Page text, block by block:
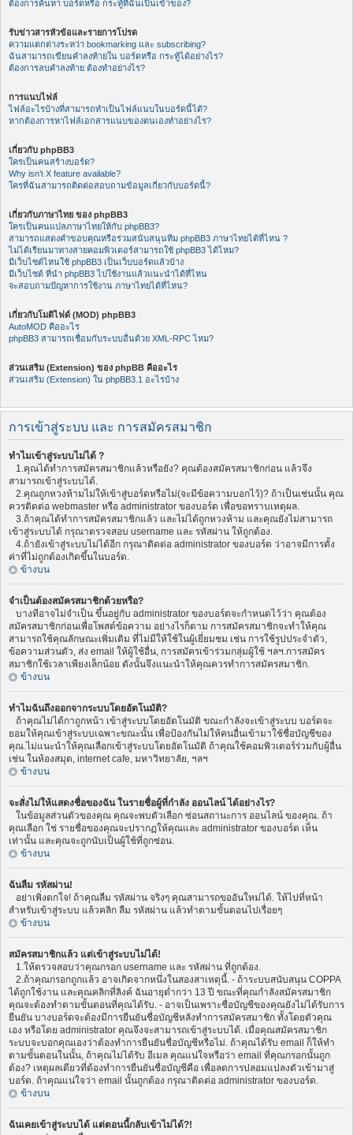
ต้องการค้นหา บอร์ดหรือ กระทู้ที่ฉันเป็นเข้าของ?
รับข่าวสารหัวข้อและรายการโปรด
ความแตกต่างระหว่า bookmarking และ subscribing?
ฉันสามารถเขียนคำลงท้ายใน บอร์ดหรือ กระทู้ได้อย่างไร?
ต้องการลบคำลงท้าย ต้องทำอย่างไร?
การแนบไฟล์
ไฟล์อะไรบ้างที่สามารถทำเป็นไฟล์แนบในบอร์ดนี้ได้?
หากต้องการหาไฟล์เอกสารแนบของตนเองทำอย่างไร?
เกี่ยวกับ phpBB3
ใครเป็นคนสร้างบอร์ด?
Why isn’t X feature available?
ใครที่ฉันสามารถติดต่อสอบถามข้อมูลเกี่ยวกับบอร์ดนี้?
เกี่ยวกับภาษาไทย ของ phpBB3
ใครเป็นคนแปลภาษาไทยให้กับ phpBB3?
สามารถแสดงคำขอบคุณหรือร่วมสนับสนุนทีม phpBB3 ภาษาไทยได้ที่ไหน ?
ไม่ได้เรียนมาทางสายคอมพิวเตอร์สามารถใช้ phpBB3 ได้ไหม?
มีเว็บไซต์ไหนใช้ phpBB3 เป็นเว็บบอร์ดแล้วบ้าง
มีเว็บไซต์ ที่นำ phpBB3 ไปใช้งานแล้วแนะนำได้ที่ไหน
จะสอบถามปัญหาการใช้งาน ภาษาไทยได้ที่ไหน?
เกี่ยวกับโมดิไฟด์ (MOD) phpBB3
AutoMOD คืออะไร
phpBB3 สามารถเชื่อมกับระบบอื่นด้วย XML-RPC ไหม?
ส่วนเสริม (Extension) ของ phpBB คืออะไร
ส่วนเสริม (Extension) ใน phpBB3.1 อะไรบ้าง
การเข้าสู่ระบบ และ การสมัครสมาชิก
ทำไมเข้าสู่ระบบไม่ได้ ?
1.คุณได้ทำการสมัครสมาชิกแล้วหรือยัง? คุณต้องสมัครสมาชิกก่อน แล้วจึง
สามารถเข้าสู่ระบบได้.
2.คุณถูกหวงห้ามไม่ให้เข้าสู่บอร์ดหรือไม่(จะมีข้อความบอกไว้)? ถ้าเป็นเช่นนั้น คุณ
ควรติดต่อ webmaster หรือ administrator ของบอร์ด เพื่อขอทราบเหตุผล.
3.ถ้าคุณได้ทำการสมัครสมาชิกแล้ว และไม่ได้ถูกหวงห้าม และคุณยังไม่สามารถ
เข้าสู่ระบบได้ กรุณาตรวจสอบ username และ รหัสผ่าน ให้ถูกต้อง.
4.ถ้ายังเข้าสู่ระบบไม่ได้อีก กรุณาติดต่อ administrator ของบอร์ด ว่าอาจมีการตั้ง
ค่าที่ไม่ถูกต้องเกิดขึ้นในบอร์ด.
ข้างบน
จำเป็นต้องสมัครสมาชิกด้วยหรือ?
บางทีอาจไม่จำเป็น ขึ้นอยู่กับ administrator ของบอร์ดจะกำหนดไว้ว่า คุณต้อง
สมัครสมาชิกก่อนเพื่อโพสต์ข้อความ อย่างไรก็ตาม การสมัครสมาชิกจะทำให้คุณ
สามารถใช้คุณลักษณะเพิ่มเติม ที่ไม่มีให้ใช้ในผู้เยี่ยมชม เช่น การใช้รูปประจำตัว,
ข้อความส่วนตัว, ส่ง email ให้ผู้ใช้อื่น, การสมัครเข้าร่วมกลุ่มผู้ใช้ ฯลฯ.การสมัคร
สมาชิกใช้เวลาเพียงเล็กน้อย ดังนั้นจึงแนะนำให้คุณควรทำการสมัครสมาชิก.
ข้างบน
ทำไมฉันถึงออกจากระบบโดยอัตโนมัติ?
ถ้าคุณไม่ได้กาถูกหน้า เข้าสู่ระบบโดยอัตโนมัติ ขณะกำลังจะเข้าสู่ระบบ บอร์ดจะ
ยอมให้คุณเข้าสู่ระบบเฉพาะขณะนั้น เพื่อป้องกันไม่ให้คนอื่นเข้ามาใช้ชื่อบัญชีของ
คุณ.ไม่แนะนำให้คุณเลือกเข้าสู่ระบบโดยอัตโนมัติ ถ้าคุณใช้คอมพิวเตอร์ร่วมกับผู้อื่น
เช่น ในห้องสมุด, internet cafe, มหาวิทยาลัย, ฯลฯ
ข้างบน
จะสั่งไม่ให้แสดงชื่อของฉัน ในรายชื่อผู้ที่กำลัง ออนไลน์ ได้อย่างไร?
ในข้อมูลส่วนตัวของคุณ คุณจะพบตัวเลือก ซ่อนสถานะการ ออนไลน์ ของคุณ. ถ้า
คุณเลือก ใช่ รายชื่อของคุณจะปรากฏให้คุณและ administrator ของบอร์ด เห็น
เท่านั้น และคุณจะถูกนับเป็นผู้ใช้ที่ถูกซ่อน.
ข้างบน
ฉันลืม รหัสผ่าน!
อย่าเพิ่งตกใจ! ถ้าคุณลืม รหัสผ่าน จริงๆ คุณสามารถขออันใหม่ได้. ให้ไปที่หน้า
สำหรับเข้าสู่ระบบ แล้วคลิก ลืม รหัสผ่าน แล้วทำตามขั้นตอนไปเรื่อยๆ
ข้างบน
สมัครสมาชิกแล้ว แต่เข้าสู่ระบบไม่ได้!
1.ให้ตรวจสอบว่าคุณกรอก username และ รหัสผ่าน ที่ถูกต้อง.
2.ถ้าคุณกรอกถูกแล้ว อาจเกิดจากหนึ่งในสองสาเหตุนี้. - ถ้าระบบสนับสนุน COPPA
ได้ถูกใช้งาน และคุณคลิกที่ลิงค์ ฉันอายุต่ำกว่า 13 ปี ขณะที่คุณกำลังสมัครสมาชิก
คุณจะต้องทำตามขั้นตอนที่คุณได้รับ. - อาจเป็นเพราะชื่อบัญชีของคุณยังไม่ได้รับการ
ยืนยัน บางบอร์ดจะต้องมีการยืนยันชื่อบัญชีหลังทำการสมัครสมาชิก ทั้งโดยตัวคุณ
เอง หรือโดย administrator คุณจึงจะสามารถเข้าสู่ระบบได้. เมื่อคุณสมัครสมาชิก
ระบบจะบอกคุณเองว่าต้องทำการยืนยันชื่อบัญชีหรือไม่. ถ้าคุณได้รับ email ก็ให้ทำ
ตามขั้นตอนในนั้น, ถ้าคุณไม่ได้รับ อีเมล คุณแน่ใจหรือว่า email ที่คุณกรอกนั้นถูก
ต้อง? เหตุผลเดียวที่ต้องทำการยืนยันชื่อบัญชีคือ เพื่อลดการปลอมแปลงตัวเข้ามาสู่
บอร์ด. ถ้าคุณแน่ใจว่า email นั้นถูกต้อง กรุณาติดต่อ administrator ของบอร์ด.
ข้างบน
ฉันเคยเข้าสู่ระบบได้ แต่ตอนนี้กลับเข้าไม่ได้?!